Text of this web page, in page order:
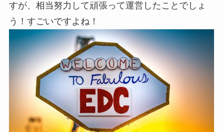
すが、相当努力して頑張って運営したことでしょ
う！すごいですよね！